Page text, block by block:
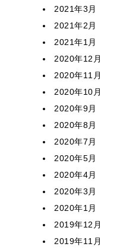
2021年3月
2021年2月
2021年1月
2020年12月
2020年11月
2020年10月
2020年9月
2020年8月
2020年7月
2020年5月
2020年4月
2020年3月
2020年1月
2019年12月
2019年11月